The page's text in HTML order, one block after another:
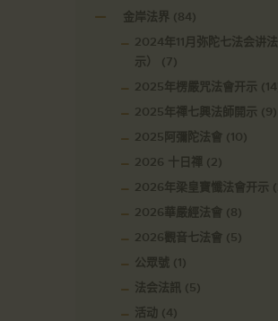
金岸法界 (84)
2024年11月弥陀七法会讲
示）
(7)
2025年楞嚴咒法會开示
2025年禪七興法師開示 (9)
2025阿彌陀法會 (10)
2026 十日禪
(2)
2026年梁皇寶懺法會开示
2026華嚴經法會 (8)
2026觀音七法會 (5)
公眾號 (1)
法会法訊 (5)
活动 (4)